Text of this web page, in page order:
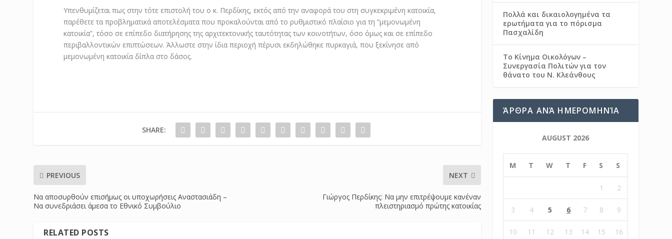
Υπενθυμίζεται πως στην τότε επιστολή του ο κ. Περδίκης, εκτός από την αναφορά του στη συγκεκριμένη κατοικία,
παρέθετε τα προβληματικά αποτελέσματα που προκαλούνται από το ρυθμιστικό πλαίσιο για τη “μεμονωμένη
κατοικία”, τόσο σε επίπεδο διατήρησης της αρχιτεκτονικής ταυτότητας των κοινοτήτων, όσο όμως και σε επίπεδο
περιβαλλοντικών επιπτώσεων. Άλλωστε στην ίδια περιοχή πέρυσι εκδηλώθηκε πυρκαγιά, που ξεκίνησε από
μεμονωμένη κατοικία δίπλα στο δάσος.
SHARE:
PREVIOUS
Να αποσυρθούν επισήμως οι υποχωρήσεις Αναστασιάδη –
Να συνεδριάσει άμεσα το Εθνικό Συμβούλιο
NEXT
Γιώργος Περδίκης: Να μην επιτρέψουμε κανέναν
πλειστηριασμό πρώτης κατοικίας
RELATED POSTS
Πολλά και δικαιολογημένα τα
ερωτήματα για το πόρισμα
Πασχαλίδη
Το Κίνημα Οικολόγων –
Συνεργασία Πολιτών για τον
θάνατο του Ν. Κλεάνθους
ΆΡΘΡΑ ΑΝΆ ΗΜΕΡΟΜΗΝΊΑ
AUGUST 2026
M T W T F S S
1 2
3 4 5 6 7 8 9
10 11 12 13 14 15 16